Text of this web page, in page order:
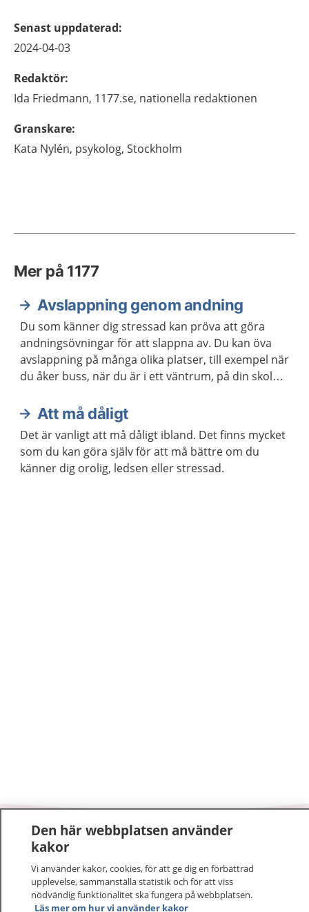
Senast uppdaterad:
2024-04-03
Redaktör:
Ida Friedmann, 1177.se, nationella redaktionen
Granskare:
Kata Nylén, psykolog, Stockholm
Mer på 1177
Avslappning genom andning
Du som känner dig stressad kan pröva att göra
andningsövningar för att slappna av. Du kan öva
avslappning på många olika platser, till exempel när
du åker buss, när du är i ett väntrum, på din skola
du ligger ner.
Att må dåligt
Det är vanligt att må dåligt ibland. Det finns mycket
som du kan göra själv för att må bättre om du
känner dig orolig, ledsen eller stressad.
1177–tryggt om din hälsa och vård
På 1177.se får du råd om hälsa och information om
sjukdomar och vilka mottagningar du kan kontakta.
Logga in för att läsa din journal och göra dina
Den här webbplatsen använder
kakor
Vi använder kakor, cookies, för att ge dig en förbättrad
upplevelse, sammanställa statistik och för att viss
nödvändig funktionalitet ska fungera på webbplatsen.
Läs mer om hur vi använder kakor